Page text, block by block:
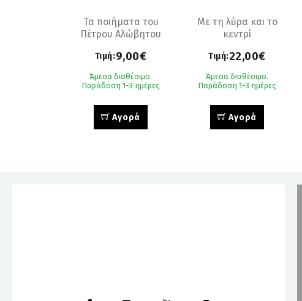
Τα ποιήματα του
Πέτρου Αλώβητου
Τιμή:9,00€
Άμεσα διαθέσιμο.
Παράδοση 1-3 ημέρες
Αγορά
Με τη λύρα και το
κεντρί
Τιμή:22,00€
Άμεσα διαθέσιμο.
Παράδοση 1-3 ημέρες
Αγορά